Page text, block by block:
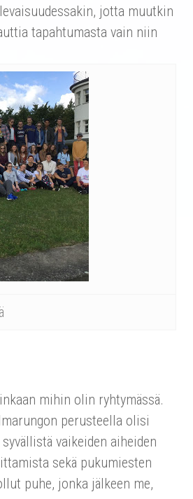
jotta muutkin
tapahtumasta vain niin
mihin olin ryhtymässä.
perusteella olisi
vaikeiden aiheiden
sekä pukumiesten
puhe, jonka jälkeen me,